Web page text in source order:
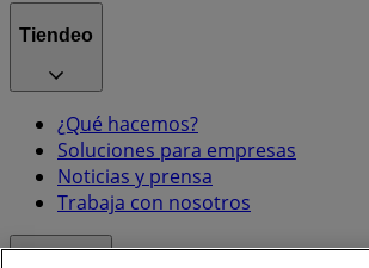
Tiendeo
¿Qué hacemos?
Soluciones para empresas
Noticias y prensa
Trabaja con nosotros